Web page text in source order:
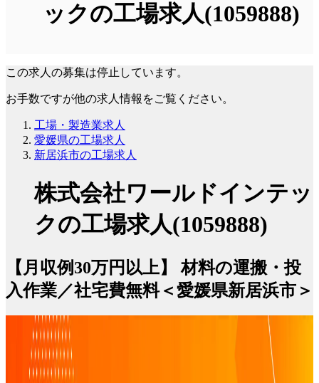
ックの工場求人(1059888)
この求人の募集は停止しています。
お手数ですが他の求人情報をご覧ください。
工場・製造業求人
愛媛県の工場求人
新居浜市の工場求人
株式会社ワールドインテッ
クの工場求人(1059888)
【月収例30万円以上】 材料の運搬・投
入作業／社宅費無料＜愛媛県新居浜市＞